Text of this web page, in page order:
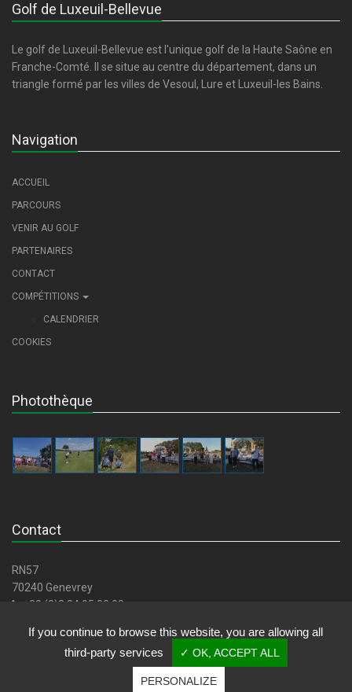
Golf de Luxeuil-Bellevue
Le golf de Luxeuil-Bellevue est l'unique golf de la Haute Saône en
Franche-Comté. Il se situe au centre du département, dans un
triangle formé par les villes de Vesoul, Lure et Luxeuil-les Bains.
Navigation
ACCUEIL
PARCOURS
VENIR AU GOLF
PARTENAIRES
CONTACT
COMPÉTITIONS
CALENDRIER
COOKIES
Photothèque
Contact
RN57
70240 Genevrey
+33 (0)3 84 95 82 00
If you continue to browse this website, you are allowing all
third-party services
✓ OK, ACCEPT ALL
PERSONALIZE